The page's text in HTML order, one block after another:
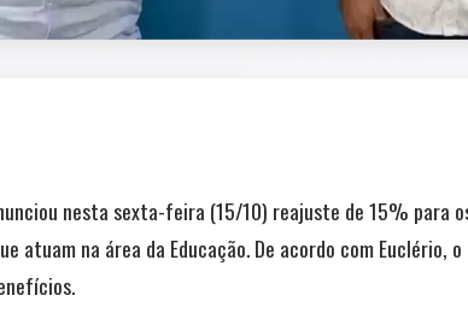
nesta sexta-feira (15/10) reajuste de 15% para
atuam na área da Educação. De acordo com Euclério,